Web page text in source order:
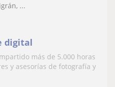
...
digital
más de 5.000 horas
y asesorías de fotografía y